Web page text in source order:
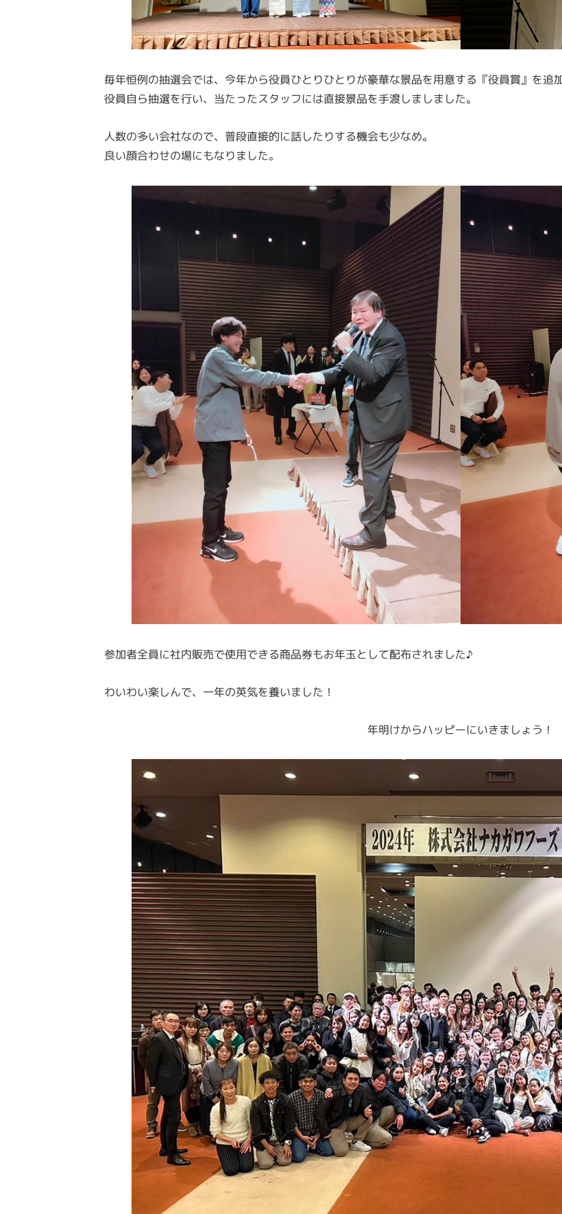
毎年恒例の抽選会では、今年から役員ひとりひとりが豪華な景品を用意する『役員賞』を追加
役員自ら抽選を行い、当たったスタッフには直接景品を手渡しましました。
人数の多い会社なので、普段直接的に話したりする機会も少なめ。
良い顔合わせの場にもなりました。
参加者全員に社内販売で使用できる商品券もお年玉として配布されました♪
わいわい楽しんで、一年の英気を養いました！
年明けからハッピーにいきましょう！